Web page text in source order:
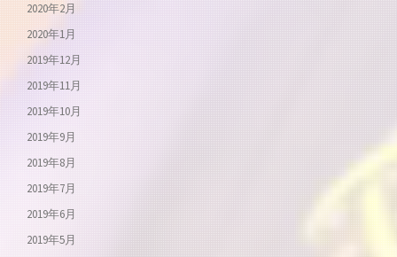
2020年2月
2020年1月
2019年12月
2019年11月
2019年10月
2019年9月
2019年8月
2019年7月
2019年6月
2019年5月